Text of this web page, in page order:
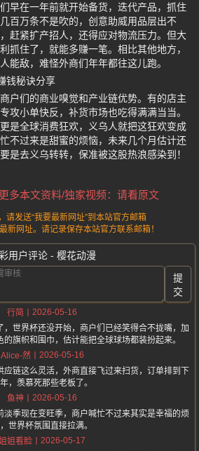
早在一年前就开始备货，迭代产品，抓住
百万条不是吹的，创意助威用品层出不
赶紧扩产招人，还得应对物流压力。但大
抓住了，就能多赚一笔。相比其他地方，
能敌，难怪外商们年年都往这儿跑。
钱秘诀分享
户们的商业嗅觉和产业链优势。有的店主
攻小单快反，补货市场也吃得满满当当。
是全球消费狂欢，义乌人就把这狂欢变成
不过来是甜蜜的烦恼，未来几个月估计还
是去义乌转转，保准被这股热浪感染到！
多本文资料/独家视频：请看原文
请发送“我要最新网址”到本站官方邮箱
新网址。请记录保存本站官方联系邮箱！
用户评论 - 樱花动漫
提
交
行简
2026-05-16
世界杯还没开始，商户们已经笑得合不拢嘴，加
旗帜和围巾，估计能把全球球场都装扮起来。
Alice-然
2026-05-16
链这么灵活，外商直接飞过来扫货，订单排到下
，羡慕死那些老板了。
鱼神
2026-05-16
季现在变旺季，商户喊忙不过来其实是幸福的烦
世界杯氛围直接拉满。
姐看脸
2026-05-17